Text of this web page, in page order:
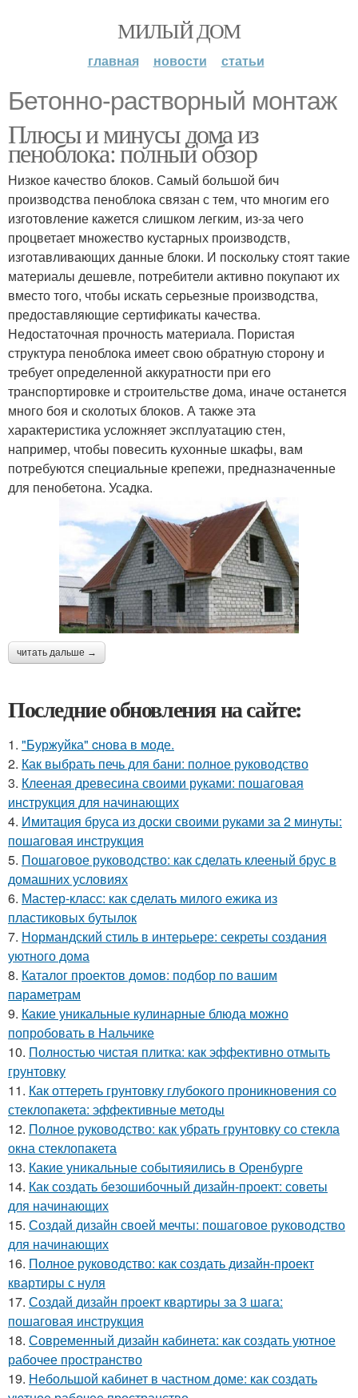
МИЛЫЙ ДОМ
главная новости статьи
Бетонно-растворный монтаж
Плюсы и минусы дома из
пеноблока: полный обзор
Низкое качество блоков. Самый большой бич
производства пеноблока связан с тем, что многим его
изготовление кажется слишком легким, из-за чего
процветает множество кустарных производств,
изготавливающих данные блоки. И поскольку стоят такие
материалы дешевле, потребители активно покупают их
вместо того, чтобы искать серьезные производства,
предоставляющие сертификаты качества.
Недостаточная прочность материала. Пористая
структура пеноблока имеет свою обратную сторону и
требует определенной аккуратности при его
транспортировке и строительстве дома, иначе останется
много боя и сколотых блоков. А также эта
характеристика усложняет эксплуатацию стен,
например, чтобы повесить кухонные шкафы, вам
потребуются специальные крепежи, предназначенные
для пенобетона. Усадка.
читать дальше →
Последние обновления на сайте:
1. "Буржуйка" cнова в моде.
2. Как выбрать печь для бани: полное руководство
3. Клееная древесина своими руками: пошаговая
инструкция для начинающих
4. Имитация бруса из доски своими руками за 2 минуты:
пошаговая инструкция
5. Пошаговое руководство: как сделать клееный брус в
домашних условиях
6. Мастер-класс: как сделать милого ежика из
пластиковых бутылок
7. Нормандский стиль в интерьере: секреты создания
уютного дома
8. Каталог проектов домов: подбор по вашим
параметрам
9. Какие уникальные кулинарные блюда можно
попробовать в Нальчике
10. Полностью чистая плитка: как эффективно отмыть
грунтовку
11. Как оттереть грунтовку глубокого проникновения со
стеклопакета: эффективные методы
12. Полное руководство: как убрать грунтовку со стекла
окна стеклопакета
13. Какие уникальные событияились в Оренбурге
14. Как создать безошибочный дизайн-проект: советы
для начинающих
15. Создай дизайн своей мечты: пошаговое руководство
для начинающих
16. Полное руководство: как создать дизайн-проект
квартиры с нуля
17. Создай дизайн проект квартиры за 3 шага:
пошаговая инструкция
18. Современный дизайн кабинета: как создать уютное
рабочее пространство
19. Небольшой кабинет в частном доме: как создать